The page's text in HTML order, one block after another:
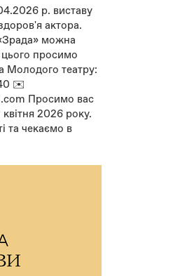
р. виставу
актора.
можна
просимо
Молодого театру:
✉️
Просимо вас
2026 року.
та чекаємо в